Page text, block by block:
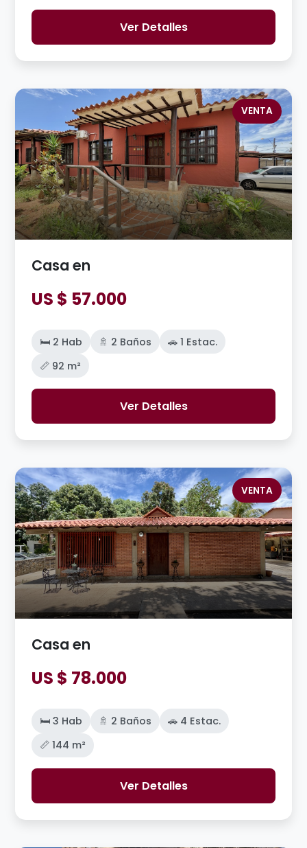
Ver Detalles
VENTA
Casa en
US $ 57.000
🛏️ 2 Hab 🚿 2 Baños
🚗 1 Estac.
📏 92 m²
Ver Detalles
VENTA
Casa en
US $ 78.000
🛏️ 3 Hab 🚿 2 Baños
🚗 4 Estac.
📏 144 m²
Ver Detalles